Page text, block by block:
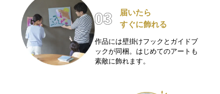
届いたら
すぐに飾れる
作品には壁掛けフックとガイドブ
ックが同梱。はじめてのアートも
素敵に飾れます。